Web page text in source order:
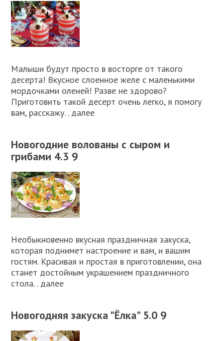
Малыши будут просто в восторге от такого
десерта! Вкусное слоенное желе с маленькими
мордочками оленей! Разве не здорово?
Приготовить такой десерт очень легко, я помогу
вам, расскажу. . далее
Новогодние волованы с сыром и
грибами 4.3 9
Необыкновенно вкусная праздничная закуска,
которая поднимет настроение и вам, и вашим
гостям. Красивая и простая в приготовлении, она
станет достойным украшением праздничного
стола. . далее
Новогодняя закуска "Ёлка" 5.0 9